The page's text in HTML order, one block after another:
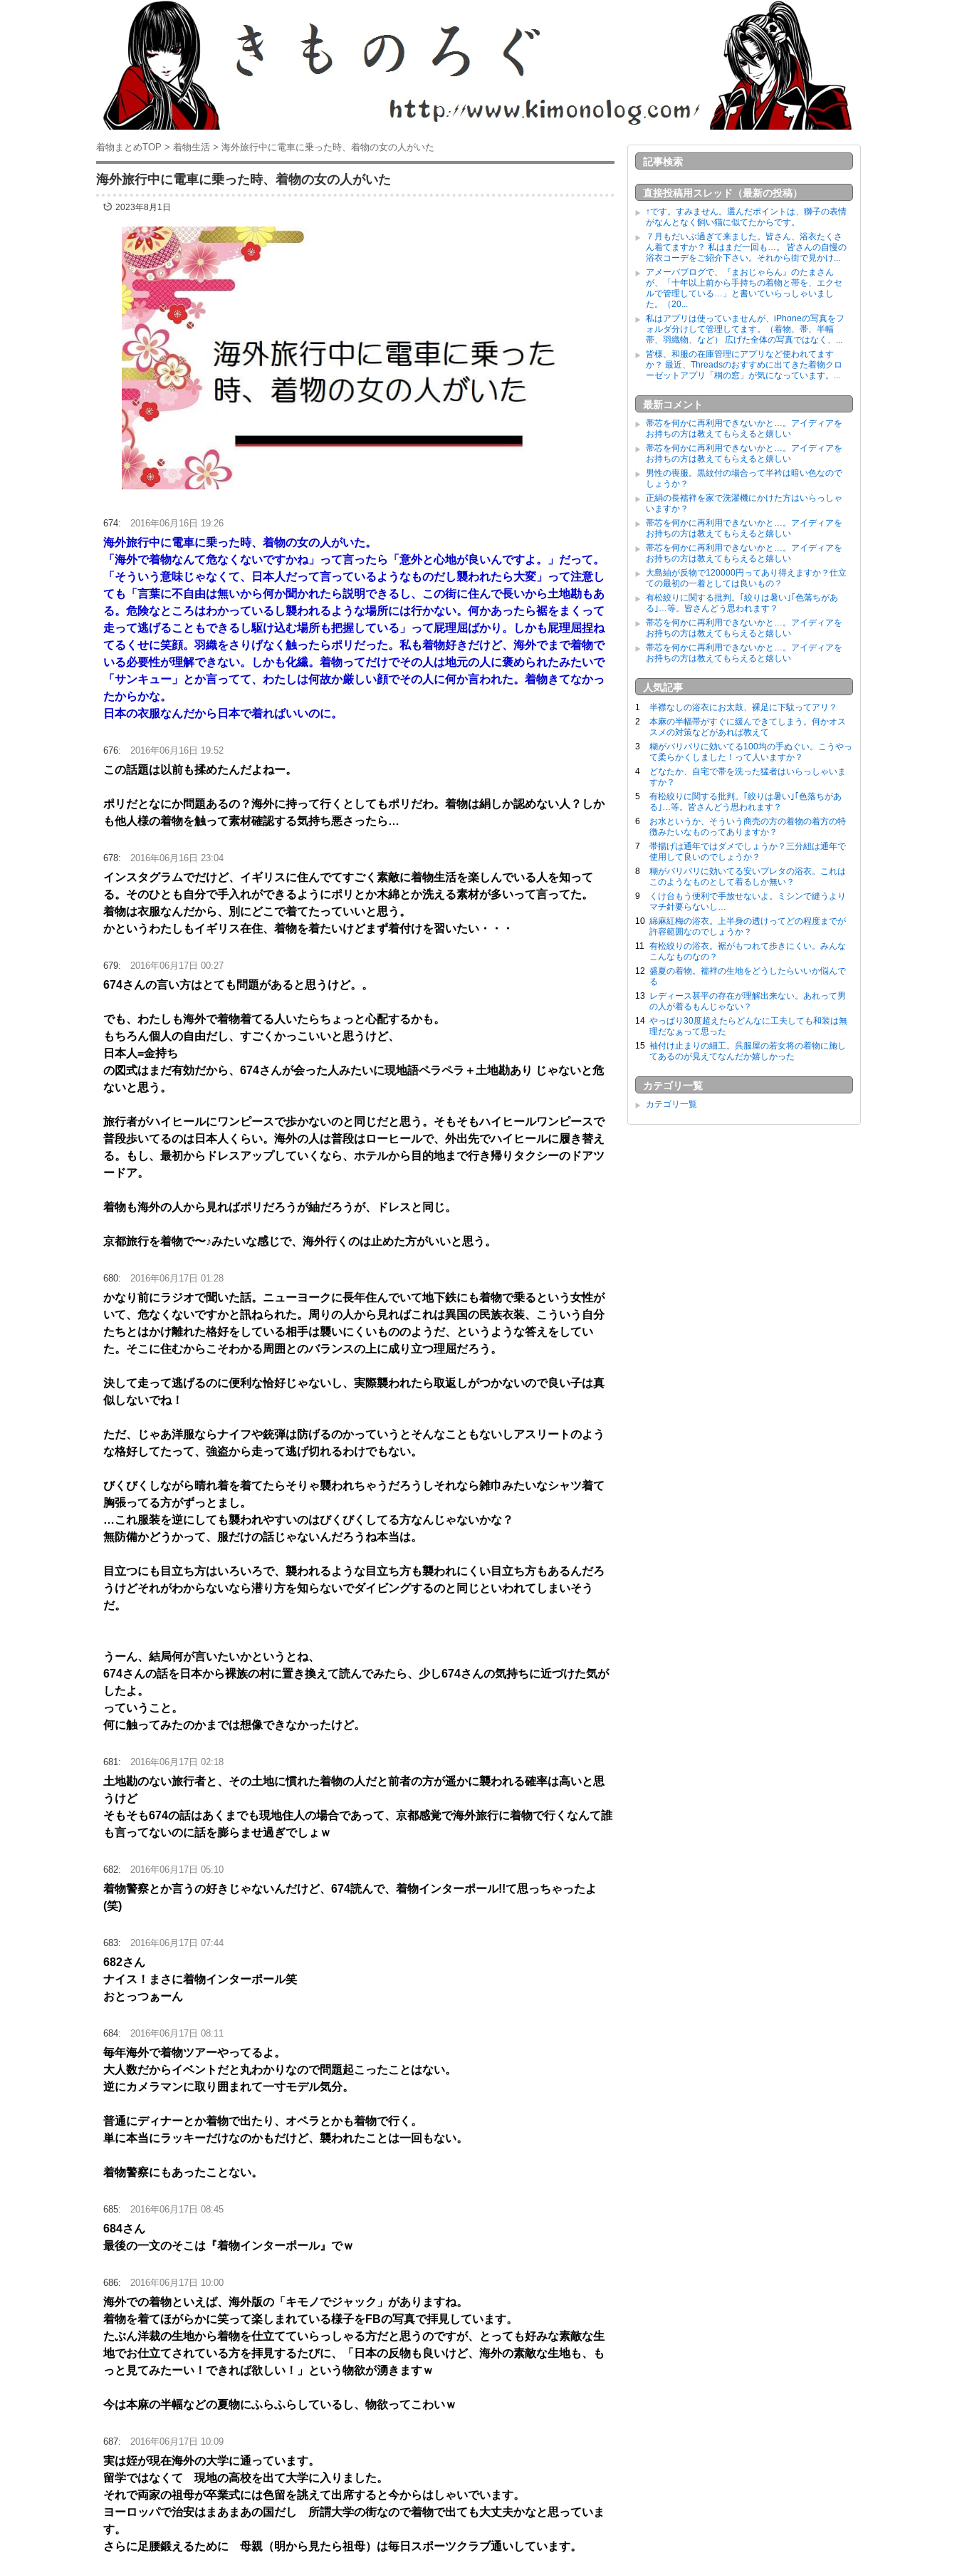
着物まとめTOP > 着物生活 > 海外旅行中に電車に乗った時、着物の女の人がいた
海外旅行中に電車に乗った時、着物の女の人がいた
2023年8月1日
674: 2016年06月16日 19:26
海外旅行中に電車に乗った時、着物の女の人がいた。
「海外で着物なんて危なくないですかね」って言ったら「意外と心地が良いんですよ。」だって。
「そういう意味じゃなくて、日本人だって言っているようなものだし襲われたら大変」って注意し
ても「言葉に不自由は無いから何か聞かれたら説明できるし、この街に住んで長いから土地勘もあ
る。危険なところはわかっているし襲われるような場所には行かない。何かあったら裾をまくって
走って逃げることもできるし駆け込む場所も把握している」って屁理屈ばかり。しかも屁理屈捏ね
てるくせに笑顔。羽織をさりげなく触ったらポリだった。私も着物好きだけど、海外でまで着物で
いる必要性が理解できない。しかも化繊。着物ってだけでその人は地元の人に褒められたみたいで
「サンキュー」とか言ってて、わたしは何故か厳しい顔でその人に何か言われた。着物きてなかっ
たからかな。
日本の衣服なんだから日本で着ればいいのに。
676: 2016年06月16日 19:52
この話題は以前も揉めたんだよねー。
ポリだとなにか問題あるの？海外に持って行くとしてもポリだわ。着物は絹しか認めない人？しか
も他人様の着物を触って素材確認する気持ち悪さったら…
678: 2016年06月16日 23:04
インスタグラムでだけど、イギリスに住んでてすごく素敵に着物生活を楽しんでいる人を知って
る。そのひとも自分で手入れができるようにポリとか木綿とか洗える素材が多いって言ってた。
着物は衣服なんだから、別にどこで着てたっていいと思う。
かというわたしもイギリス在住、着物を着たいけどまず着付けを習いたい・・・
679: 2016年06月17日 00:27
674さんの言い方はとても問題があると思うけど。。
でも、わたしも海外で着物着てる人いたらちょっと心配するかも。
もちろん個人の自由だし、すごくかっこいいと思うけど、
日本人=金持ち
の図式はまだ有効だから、674さんが会った人みたいに現地語ペラペラ＋土地勘あり じゃないと危
ないと思う。
旅行者がハイヒールにワンピースで歩かないのと同じだと思う。そもそもハイヒールワンピースで
普段歩いてるのは日本人くらい。海外の人は普段はローヒールで、外出先でハイヒールに履き替え
る。もし、最初からドレスアップしていくなら、ホテルから目的地まで行き帰りタクシーのドアツ
ードア。
着物も海外の人から見ればポリだろうが紬だろうが、ドレスと同じ。
京都旅行を着物で〜♪みたいな感じで、海外行くのは止めた方がいいと思う。
680: 2016年06月17日 01:28
かなり前にラジオで聞いた話。ニューヨークに長年住んでいて地下鉄にも着物で乗るという女性が
いて、危なくないですかと訊ねられた。周りの人から見ればこれは異国の民族衣装、こういう自分
たちとはかけ離れた格好をしている相手は襲いにくいもののようだ、というような答えをしてい
た。そこに住むからこそわかる周囲とのバランスの上に成り立つ理屈だろう。
決して走って逃げるのに便利な恰好じゃないし、実際襲われたら取返しがつかないので良い子は真
似しないでね！
ただ、じゃあ洋服ならナイフや銃弾は防げるのかっていうとそんなこともないしアスリートのよう
な格好してたって、強盗から走って逃げ切れるわけでもない。
びくびくしながら晴れ着を着てたらそりゃ襲われちゃうだろうしそれなら雑巾みたいなシャツ着て
胸張ってる方がずっとまし。
…これ服装を逆にしても襲われやすいのはびくびくしてる方なんじゃないかな？
無防備かどうかって、服だけの話じゃないんだろうね本当は。
目立つにも目立ち方はいろいろで、襲われるような目立ち方も襲われにくい目立ち方もあるんだろ
うけどそれがわからないなら潜り方を知らないでダイビングするのと同じといわれてしまいそう
だ。
うーん、結局何が言いたいかというとね、
674さんの話を日本から裸族の村に置き換えて読んでみたら、少し674さんの気持ちに近づけた気が
したよ。
っていうこと。
何に触ってみたのかまでは想像できなかったけど。
681: 2016年06月17日 02:18
土地勘のない旅行者と、その土地に慣れた着物の人だと前者の方が遥かに襲われる確率は高いと思
うけど
そもそも674の話はあくまでも現地住人の場合であって、京都感覚で海外旅行に着物で行くなんて誰
も言ってないのに話を膨らませ過ぎでしょｗ
682: 2016年06月17日 05:10
着物警察とか言うの好きじゃないんだけど、674読んで、着物インターポール!!て思っちゃったよ
(笑)
683: 2016年06月17日 07:44
682さん
ナイス！まさに着物インターポール笑
おとっつぁーん
684: 2016年06月17日 08:11
毎年海外で着物ツアーやってるよ。
大人数だからイベントだと丸わかりなので問題起こったことはない。
逆にカメラマンに取り囲まれて一寸モデル気分。
普通にディナーとか着物で出たり、オペラとかも着物で行く。
単に本当にラッキーだけなのかもだけど、襲われたことは一回もない。
着物警察にもあったことない。
685: 2016年06月17日 08:45
684さん
最後の一文のそこは『着物インターポール』でｗ
686: 2016年06月17日 10:00
海外での着物といえば、海外版の「キモノでジャック」がありますね。
着物を着てほがらかに笑って楽しまれている様子をFBの写真で拝見しています。
たぶん洋裁の生地から着物を仕立てていらっしゃる方だと思うのですが、とっても好みな素敵な生
地でお仕立てされている方を拝見するたびに、「日本の反物も良いけど、海外の素敵な生地も、も
っと見てみたーい！できれば欲しい！」という物欲が湧きますｗ
今は本麻の半幅などの夏物にふらふらしているし、物欲ってこわいｗ
687: 2016年06月17日 10:09
実は姪が現在海外の大学に通っています。
留学ではなくて 現地の高校を出て大学に入りました。
それで両家の祖母が卒業式には色留を誂えて出席すると今からはしゃいでいます。
ヨーロッパで治安はまあまあの国だし 所謂大学の街なので着物で出ても大丈夫かなと思っていま
す。
さらに足腰鍛えるために 母親（明から見たら祖母）は毎日スポーツクラブ通いしています。
記事検索
直接投稿用スレッド（最新の投稿）
↑です。すみません。選んだポイントは、獅子の表情
がなんとなく飼い猫に似てたからです。
７月もだいぶ過ぎて来ました。皆さん、浴衣たくさ
ん着てますか？ 私はまだ一回も…。 皆さんの自慢の
浴衣コーデをご紹介下さい。それから街で見かけ...
アメーバブログで、『まおじゃらん』のたまさん
が、「十年以上前から手持ちの着物と帯を、エクセ
ルで管理している…」と書いていらっしゃいまし
た。（20...
私はアプリは使っていませんが、iPhoneの写真をフ
ォルダ分けして管理してます。（着物、帯、半幅
帯、羽織物、など） 広げた全体の写真ではなく、...
皆様、和服の在庫管理にアプリなど使われてます
か？ 最近、Threadsのおすすめに出てきた着物クロ
ーゼットアプリ「桐の窓」が気になっています。...
最新コメント
帯芯を何かに再利用できないかと…。アイディアを
お持ちの方は教えてもらえると嬉しい
帯芯を何かに再利用できないかと…。アイディアを
お持ちの方は教えてもらえると嬉しい
男性の喪服。黒紋付の場合って半衿は暗い色なので
しょうか？
正絹の長襦袢を家で洗濯機にかけた方はいらっしゃ
いますか？
帯芯を何かに再利用できないかと…。アイディアを
お持ちの方は教えてもらえると嬉しい
帯芯を何かに再利用できないかと…。アイディアを
お持ちの方は教えてもらえると嬉しい
大島紬が反物で120000円ってあり得えますか？仕立
ての最初の一着としては良いもの？
有松絞りに関する批判。｢絞りは暑い｣｢色落ちがあ
る｣…等。皆さんどう思われます？
帯芯を何かに再利用できないかと…。アイディアを
お持ちの方は教えてもらえると嬉しい
帯芯を何かに再利用できないかと…。アイディアを
お持ちの方は教えてもらえると嬉しい
人気記事
半襟なしの浴衣にお太鼓、裸足に下駄ってアリ？
本麻の半幅帯がすぐに緩んできてしまう。何かオス
スメの対策などがあれば教えて
糊がバリバリに効いてる100均の手ぬぐい。こうやっ
て柔らかくしました！って人いますか？
どなたか、自宅で帯を洗った猛者はいらっしゃいま
すか？
有松絞りに関する批判。｢絞りは暑い｣｢色落ちがあ
る｣…等。皆さんどう思われます？
お水というか、そういう商売の方の着物の着方の特
徴みたいなものってありますか？
帯揚げは通年ではダメでしょうか？三分紐は通年で
使用して良いのでしょうか？
糊がバリバリに効いてる安いプレタの浴衣。これは
このようなものとして着るしか無い？
くけ台もう便利で手放せないよ。ミシンで縫うより
マチ針要らないし…
綿麻紅梅の浴衣。上半身の透けってどの程度までが
許容範囲なのでしょうか？
有松絞りの浴衣。裾がもつれて歩きにくい。みんな
こんなものなの？
盛夏の着物。襦袢の生地をどうしたらいいか悩んで
る
レディース甚平の存在が理解出来ない。あれって男
の人が着るもんじゃない？
やっぱり30度超えたらどんなに工夫しても和装は無
理だなぁって思った
袖付け止まりの細工。呉服屋の若女将の着物に施し
てあるのが見えてなんだか嬉しかった
カテゴリ一覧
カテゴリ一覧